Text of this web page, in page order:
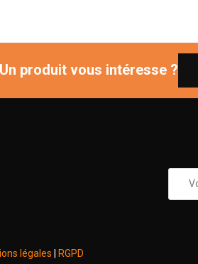
Un produit vous intéresse ?
légales RGPD